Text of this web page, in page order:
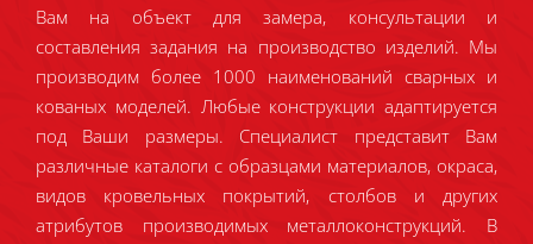
Вам на объект для замера, консультации и
составления задания на производство изделий. Мы
производим более 1000 наименований сварных и
кованых моделей. Любые конструкции адаптируется
под Ваши размеры. Специалист представит Вам
различные каталоги с образцами материалов, окраса,
видов кровельных покрытий, столбов и других
атрибутов производимых металлоконструкций. В